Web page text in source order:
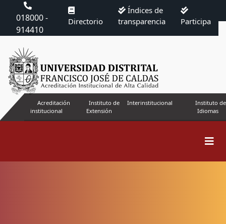
018000 -
914410
Directorio
Índices de
transparencia
Participa
Acreditación
institucional
Instituto de
Extensión
Interinstitucional
Instituto de
Idiomas